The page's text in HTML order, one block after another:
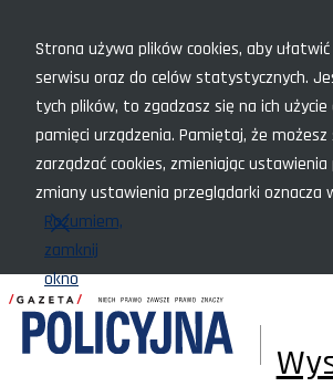
Strona używa plików cookies, aby
serwisu oraz do celów statystycznych.
tych plików, to zgadzasz się na ich
pamięci urządzenia. Pamiętaj, że możesz
zarządzać cookies, zmieniając ustawienia
zmiany ustawienia przeglądarki oznacza
Rozumiem,
zamknij
okno